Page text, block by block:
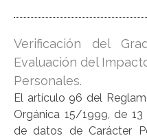
Verificación del
Evaluación del
Personales.
El artículo 96 del
Orgánica 15/1999, de
de datos de Carácter